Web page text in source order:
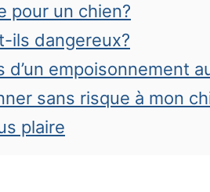
pour un chien?
ils dangereux?
empoisonnement
sans risque à mon
plaire